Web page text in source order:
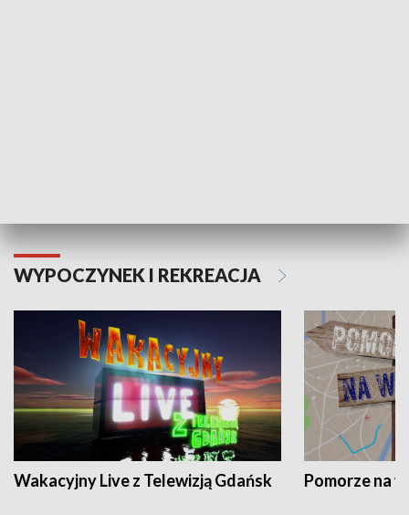
WYPOCZYNEK I REKREACJA
Wakacyjny Live z Telewizją Gdańsk Pomorze na